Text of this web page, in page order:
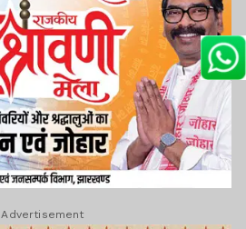
Advertisement